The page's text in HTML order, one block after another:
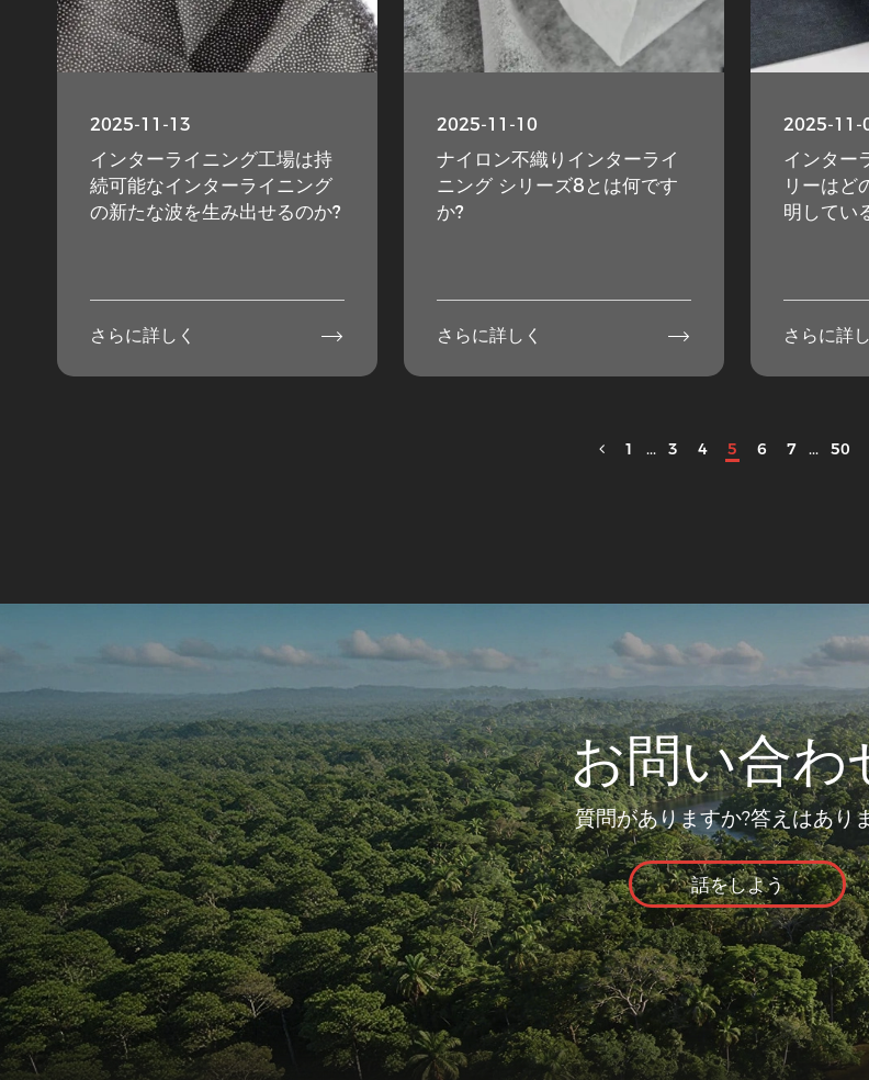
2025-11-13
インターライニング工場は持
続可能なインターライニング
の新たな波を生み出せるのか?
さらに詳しく 
2025-11-10
ナイロン不織りインターライ
ニング シリーズ8とは何です
か?
さらに詳しく 
2025-11-
インター
リーはど
明してい
さらに詳
1 ... 3 4 5 6 7 ... 50
お問い合わ
質問がありますか?答えはあり
話をしよう